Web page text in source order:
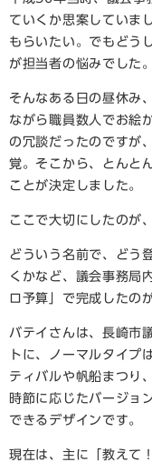
ていくか思案していま
もらいたい。でもどう
が担当者の悩みでした。
そんなある日の昼休み
ながら職員数人でお絵
の冗談だったのですが
覚。そこから、とんと
ことが決定しました。
ここで大切にしたのが
どういう名前で、どう
くかなど、議会事務局
ロ予算」で完成したの
バテイさんは、長崎市
トに、ノーマルタイプ
ティバルや帆船まつり
時節に応じたバージョ
できるデザインです。
現在は、主に「教えて